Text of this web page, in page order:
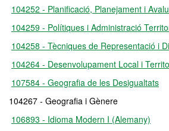
104252 - Planificació, Planejament i
104259 - Polítiques i Administració
104258 - Tècniques de Representació i
104264 - Desenvolupament Local i
107584 - Geografia de les Desigualtats
104267 - Geografia i Gènere
106893 - Idioma Modern I (Alemany)